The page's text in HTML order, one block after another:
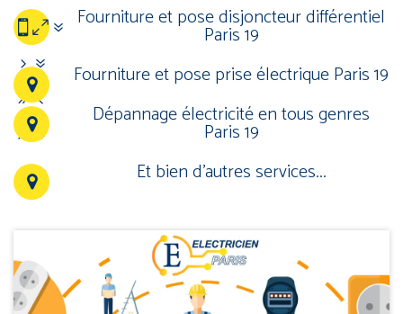
07
57
94
67
83
Fourniture et pose disjoncteur différentiel
Paris 19
Fourniture et pose prise électrique Paris 19
Dépannage électricité en tous genres
Paris 19
Et bien d’autres services...